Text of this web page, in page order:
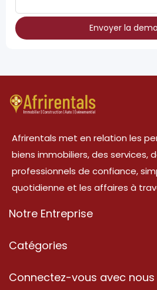
Envoyer la
Afrirentals met en relation les
biens immobiliers, des services,
professionnels de confiance,
quotidienne et les affaires à
Notre Entreprise
À Propos
Catégories
Propriété
Connectez-vous avec nous